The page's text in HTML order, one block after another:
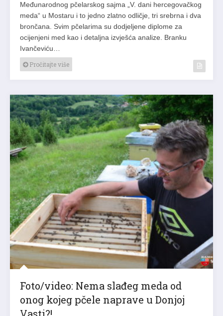
Međunarodnog pčelarskog sajma „V. dani hercegovačkog
meda“ u Mostaru i to jedno zlatno odličje, tri srebrna i dva
brončana. Svim pčelarima su dodjeljene diplome za
ocijenjeni med kao i detaljna izvješća analize. Branku
Ivančeviću…
Pročitajte više
Foto/video: Nema slađeg meda od
onog kojeg pčele naprave u Donjoj